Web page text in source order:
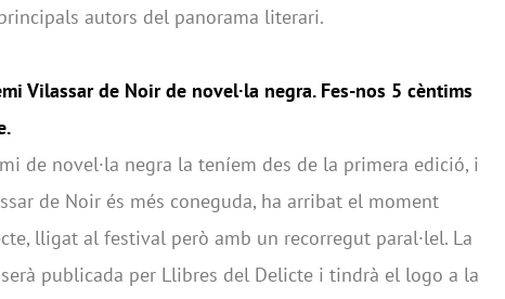
autors del panorama literari.
Vilassar de Noir de novel·la negra. Fes-nos 5 cèntims
de novel·la negra la teníem des de la primera edició, i
de Noir és més coneguda, ha arribat el moment
lligat al festival però amb un recorregut paral·lel. La
publicada per Llibres del Delicte i tindrà el logo a la